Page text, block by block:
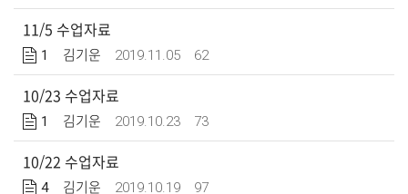
11/5 수업자료
1 김기운 2019.11.05 62
10/23 수업자료
1 김기운 2019.10.23 73
10/22 수업자료
4 김기운 2019.10.19 97